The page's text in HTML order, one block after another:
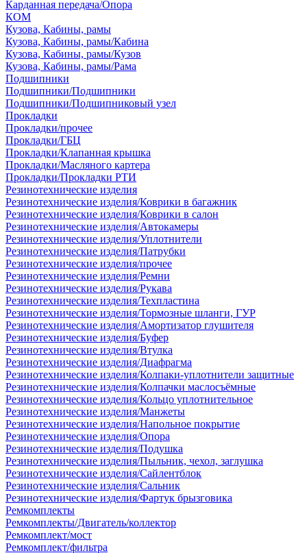
Карданная передача/Опора
КОМ
Кузова, Кабины, рамы
Кузова, Кабины, рамы/Кабина
Кузова, Кабины, рамы/Кузов
Кузова, Кабины, рамы/Рама
Подшипники
Подшипники/Подшипники
Подшипники/Подшипниковый узел
Прокладки
Прокладки/прочее
Прокладки/ГБЦ
Прокладки/Клапанная крышка
Прокладки/Масляного картера
Прокладки/Прокладки РТИ
Резинотехнические изделия
Резинотехнические изделия/Коврики в багажник
Резинотехнические изделия/Коврики в салон
Резинотехнические изделия/Автокамеры
Резинотехнические изделия/Уплотнители
Резинотехнические изделия/Патрубки
Резинотехнические изделия/прочее
Резинотехнические изделия/Ремни
Резинотехнические изделия/Рукава
Резинотехнические изделия/Техпластина
Резинотехнические изделия/Тормозные шланги, ГУР
Резинотехнические изделия/Амортизатор глушителя
Резинотехнические изделия/Буфер
Резинотехнические изделия/Втулка
Резинотехнические изделия/Диафрагма
Резинотехнические изделия/Колпаки-уплотнители защитные
Резинотехнические изделия/Колпачки маслосъёмные
Резинотехнические изделия/Кольцо уплотнительное
Резинотехнические изделия/Манжеты
Резинотехнические изделия/Напольное покрытие
Резинотехнические изделия/Опора
Резинотехнические изделия/Подушка
Резинотехнические изделия/Пыльник, чехол, заглушка
Резинотехнические изделия/Сайлентблок
Резинотехнические изделия/Сальник
Резинотехнические изделия/Фартук брызговика
Ремкомплекты
Ремкомплекты/Двигатель/коллектор
Ремкомплект/мост
Ремкомплект/фильтра